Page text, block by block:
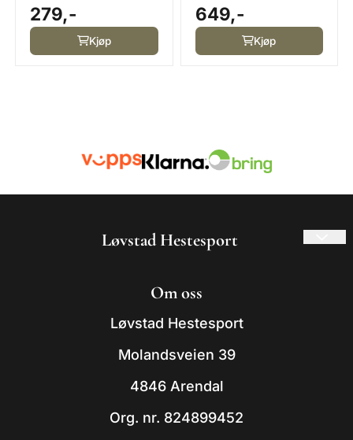
Remover
279,-
Kjøp
649,-
Kjøp
Løvstad Hestesport
- Powered by Mystore.no
Om oss
Løvstad Hestesport
Molandsveien 39
4846 Arendal
Org. nr. 824899452